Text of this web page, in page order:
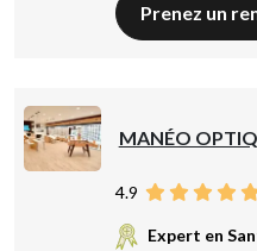
Prenez un
MANÉO
4.9
Expert en